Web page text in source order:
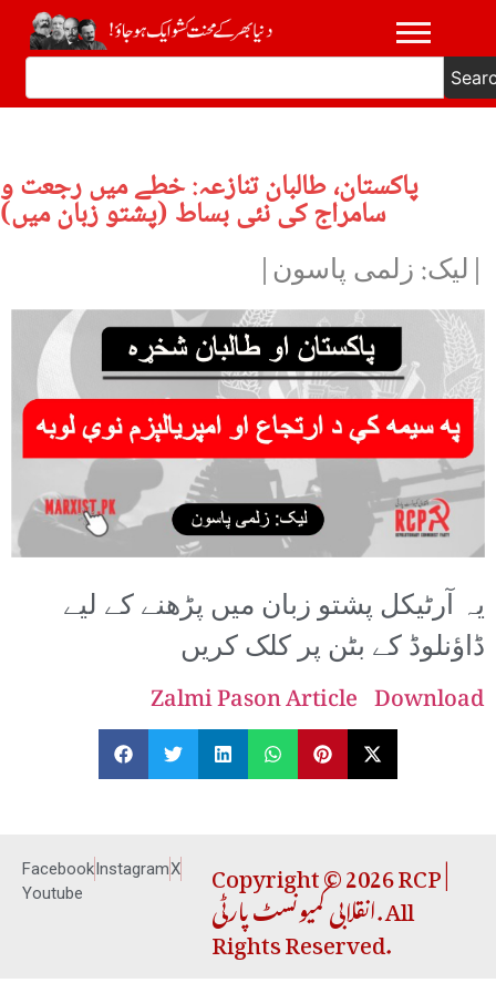
پاکستان، طالبان تنازعہ: خطے میں رجعت و
سامراج کی نئی بساط (پشتو زبان میں)
|لیک: زلمی پاسون|
یہ آرٹیکل پشتو زبان میں پڑھنے کے لیے
ڈاؤنلوڈ کے بٹن پر کلک کریں
Zalmi Pason Article Download
Facebook InstagramX
Youtube
Copyright © 2026 RCP |
انقلابی کمیونسٹ پارٹی. All
Rights Reserved.